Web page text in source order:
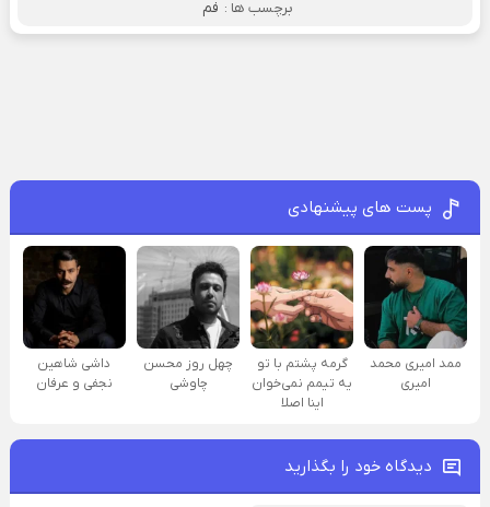
برچسب ها : فم
پست های پیشنهادی
ممد امیری محمد
امیری
گرمه پشتم با تو
یه تیمم نمی‌خوان
اینا اصلا
چهل روز محسن
چاوشی
داشی شاهین
نجفی و عرفان
دیدگاه خود را بگذارید